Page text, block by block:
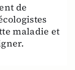
de
maladie et